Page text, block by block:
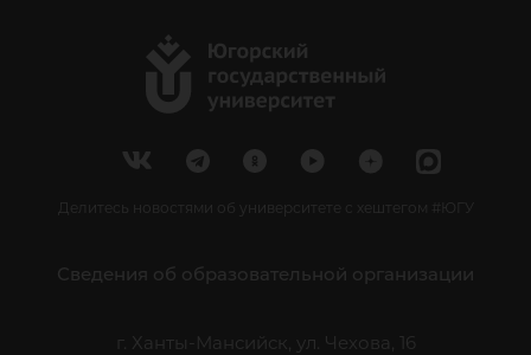
Делитесь новостями об университете с хештегом #ЮГУ
Сведения об образовательной организации
г. Ханты-Мансийск, ул. Чехова, 16